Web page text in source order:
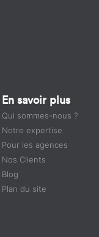
En savoir plus
Qui sommes-nous ?
Notre expertise
Pour les agences
Nos Clients
Blog
Plan du site